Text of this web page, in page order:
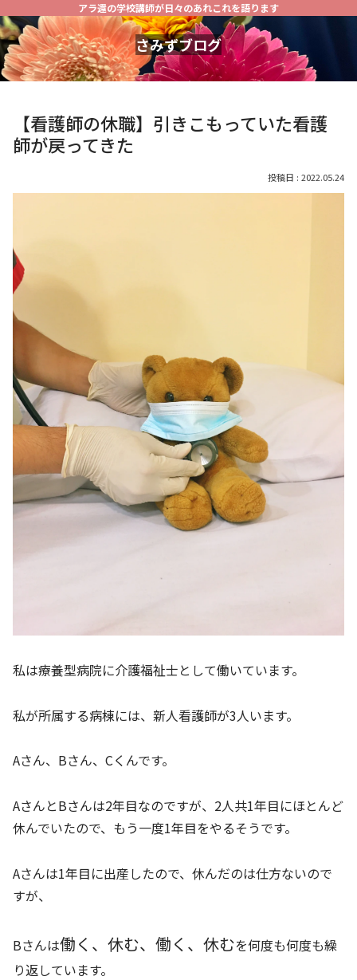
アラ還の学校講師が日々のあれこれを語ります
さみずブログ
【看護師の休職】引きこもっていた看護
師が戻ってきた
2022.05.24
私は療養型病院に介護福祉士として働いています。
私が所属する病棟には、新人看護師が3人います。
Aさん、Bさん、Cくんです。
AさんとBさんは2年目なのですが、2人共1年目にほとんど
休んでいたので、もう一度1年目をやるそうです。
Aさんは1年目に出産したので、休んだのは仕方ないので
すが、
Bさんは働く、休む、働く、休むを何度も何度も繰
り返しています。